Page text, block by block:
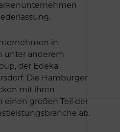
in
unter anderem
der Edeka
Die Hamburger
mit ihren
einen großen Teil der
ab.